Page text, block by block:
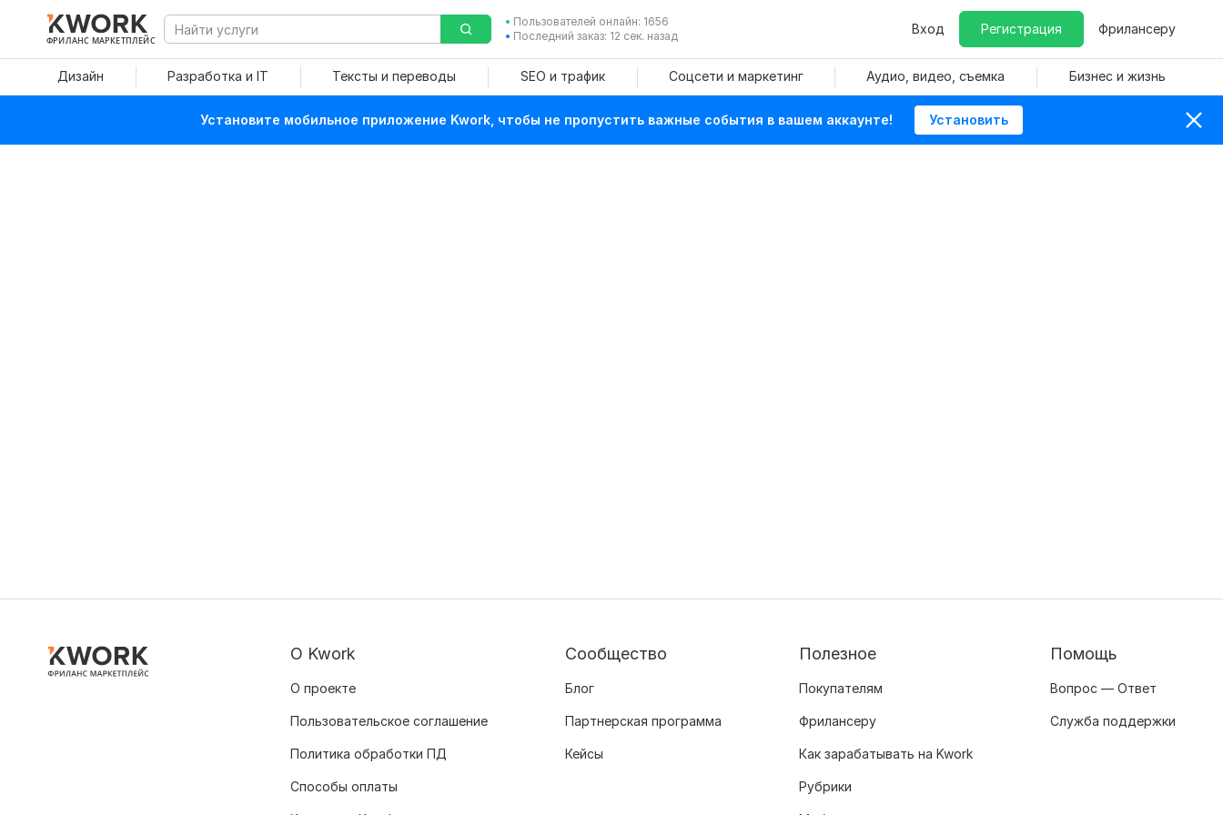
ФРИЛАНС МАРКЕТПЛЕЙС
Пользователей онлайн: 1656
Последний заказ: 12 сек. назад
Вход Регистрация Фрилансеру
Дизайн Разработка и IT Тексты и переводы SEO и трафик Соцсети и маркетинг Аудио, видео, съемка Бизнес и жизнь
Установите мобильное приложение Kwork, чтобы не пропустить важные события в вашем аккаунте! Установить
О Kwork
О проекте
Пользовательское соглашение
Политика обработки ПД
Способы оплаты
Сообщество
Блог
Партнерская программа
Кейсы
Полезное
Покупателям
Фрилансеру
Как зарабатывать на Kwork
Рубрики
Помощь
Вопрос — Ответ
Служба поддержки